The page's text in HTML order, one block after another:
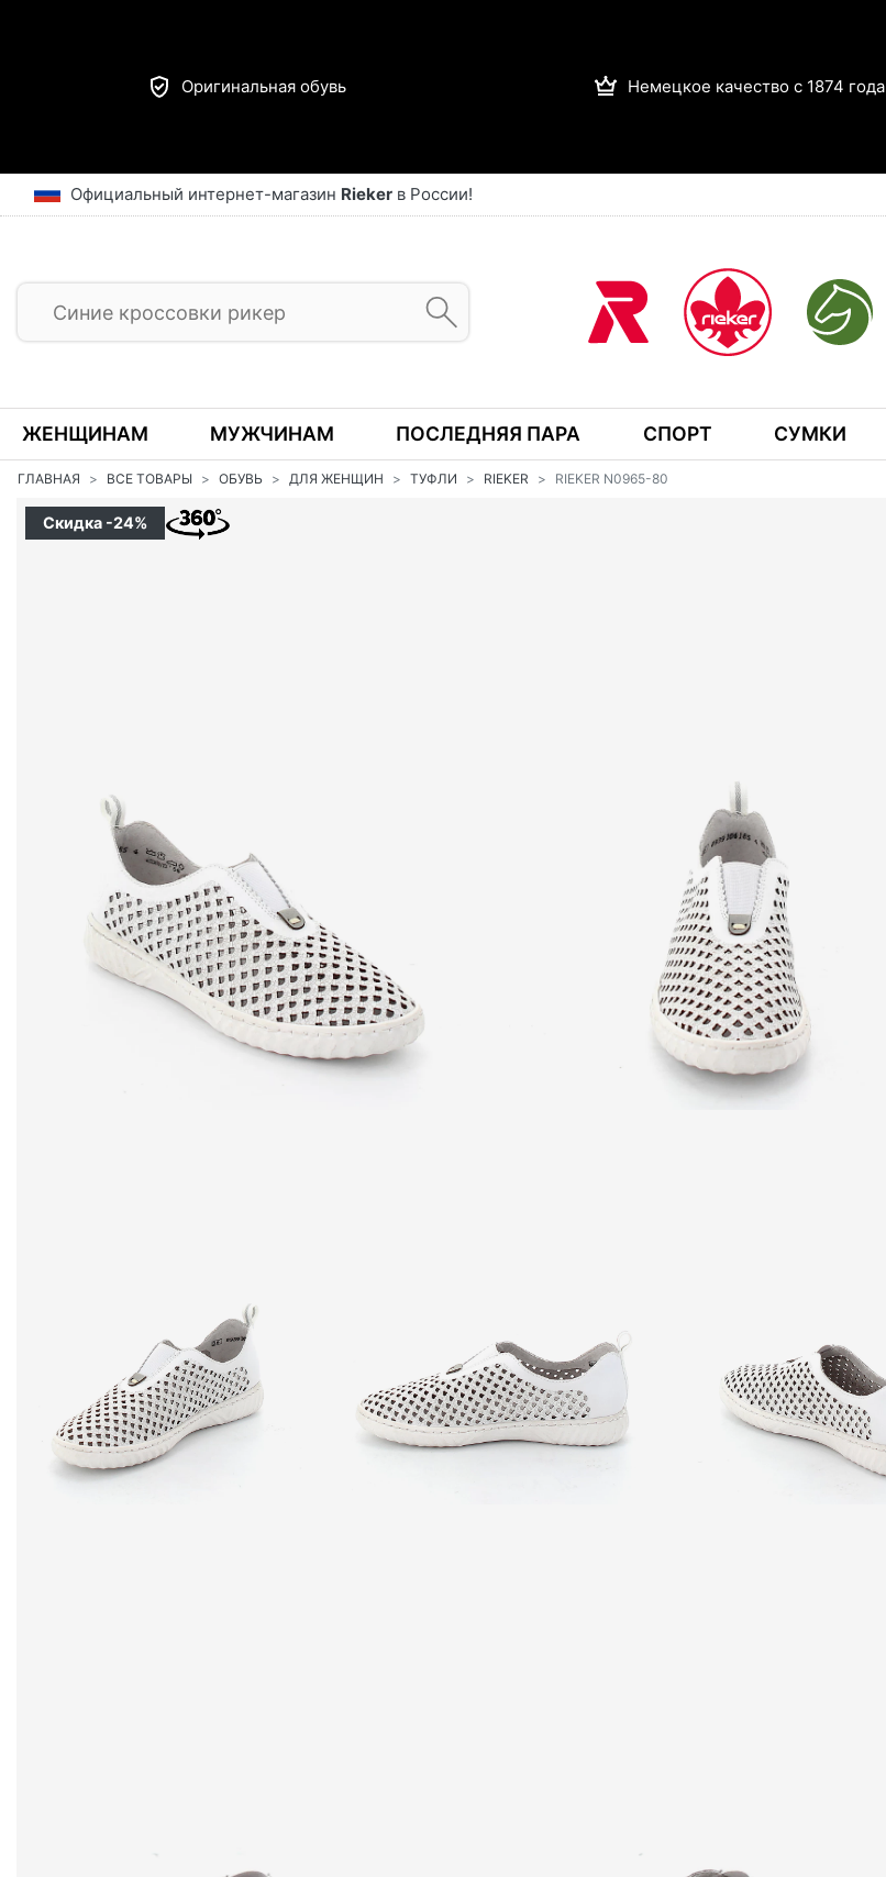
Оригинальная обувь Немецкое качество с 1874 года
Официальный интернет-магазин Rieker в России!
ЖЕНЩИНАМ МУЖЧИНАМ ПОСЛЕДНЯЯ ПАРА СПОРТ СУМКИ
ГЛАВНАЯ ВСЕ ТОВАРЫ ОБУВЬ ДЛЯ ЖЕНЩИН ТУФЛИ RIEKER RIEKER N0965-80
Скидка -24%